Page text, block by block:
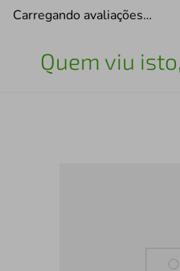
Carregando avaliações…
Quem viu